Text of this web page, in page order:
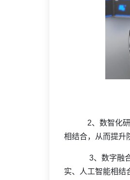
2、数智化研创
相结合，从而提升
3、数字融合创
实、人工智能相结